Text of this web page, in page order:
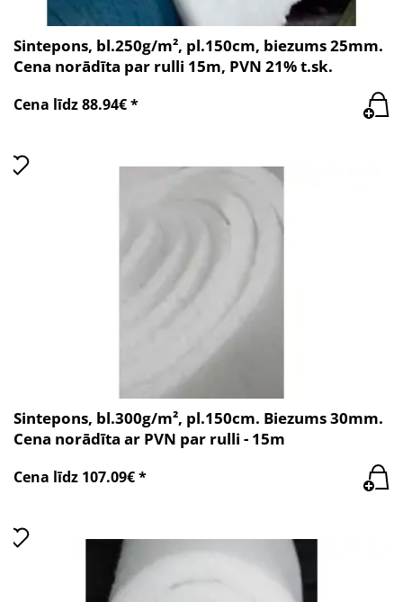
Sintepons, bl.250g/m², pl.150cm, biezums 25mm.
Cena norādīta par rulli 15m, PVN 21% t.sk.
Cena līdz 88.94€ *
Sintepons, bl.300g/m², pl.150cm. Biezums 30mm.
Cena norādīta ar PVN par rulli - 15m
Cena līdz 107.09€ *